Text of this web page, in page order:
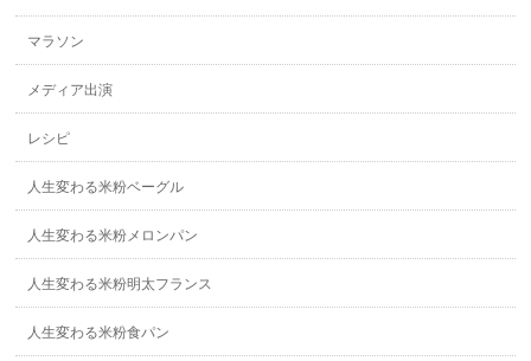
マラソン
メディア出演
レシピ
人生変わる米粉ベーグル
人生変わる米粉メロンパン
人生変わる米粉明太フランス
人生変わる米粉食パン